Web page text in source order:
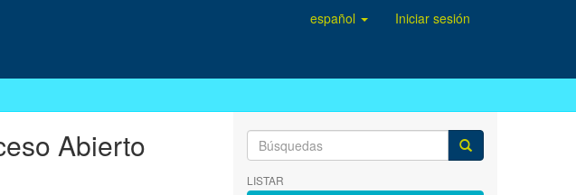
español Iniciar sesión
Abierto
LISTAR